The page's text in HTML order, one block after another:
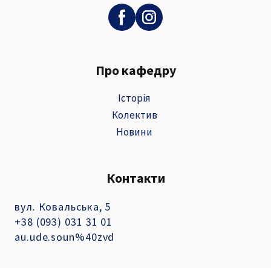
Про кафедру
Історія
Колектив
Новини
Контакти
вул. Ковальська, 5
+38 (093) 031 31 01
au.ude.soun%40zvd